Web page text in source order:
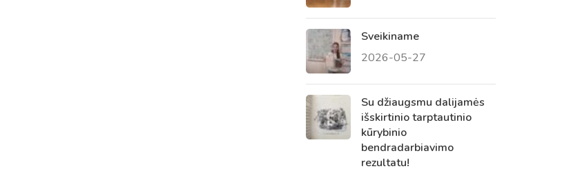
Sveikiname
2026-05-27
Su džiaugsmu dalijamės
išskirtinio tarptautinio
kūrybinio
bendradarbiavimo
rezultatu!